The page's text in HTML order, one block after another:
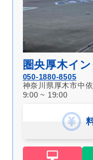
圏央厚木イ
050-1880-8505
神奈川県厚木市中
9:00 ~ 19:00